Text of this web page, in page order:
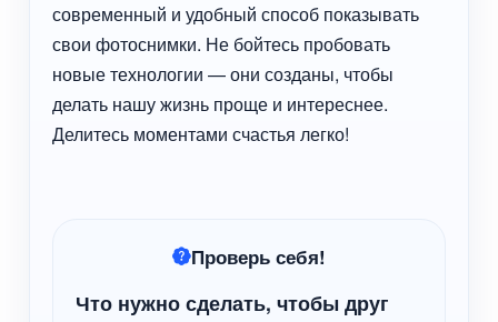
современный и удобный способ показывать
свои фотоснимки. Не бойтесь пробовать
новые технологии — они созданы, чтобы
делать нашу жизнь проще и интереснее.
Делитесь моментами счастья легко!
Проверь себя!
Что нужно сделать, чтобы друг